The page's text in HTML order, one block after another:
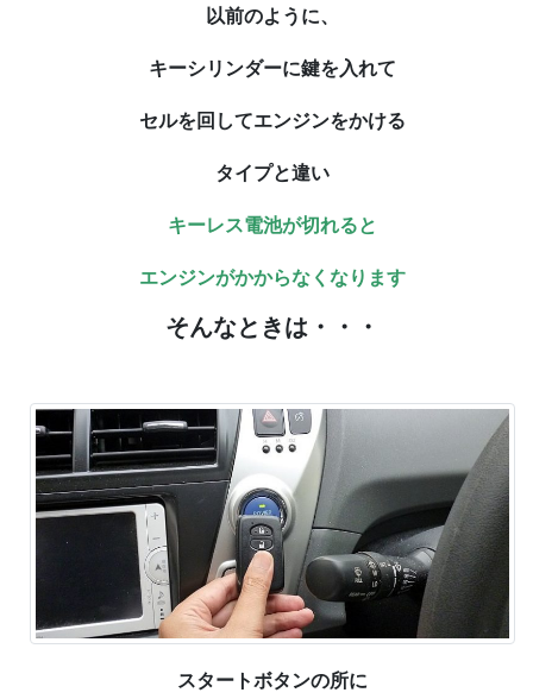
以前のように、
キーシリンダーに鍵を入れて
セルを回してエンジンをかける
タイプと違い
キーレス電池が切れると
エンジンがかからなくなります
そんなときは・・・
スタートボタンの所に